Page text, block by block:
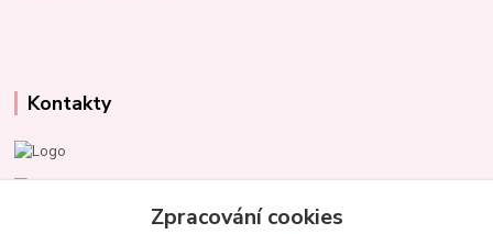
Kontakty
Marcela Kupková
+420 731 153 484
Zpracování cookies